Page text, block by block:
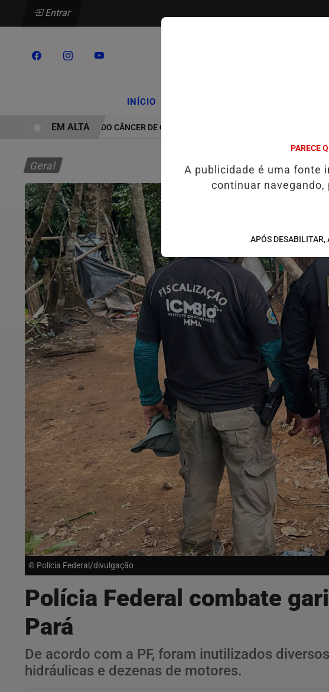
Entrar
INÍCIO
TRATAMENTO DO CÂNCER DE CABEÇA E PESCOÇO EVOLUI E AMPLIA
EM ALTA
Geral
© Polícia Federal/divulgação
Polícia Federal combate
Pará
De acordo com a PF, foram inutilizados
hidráulicas e dezenas de motores.
PARECE
A publicidade é uma fonte
continuar
APÓS DESABILITAR,